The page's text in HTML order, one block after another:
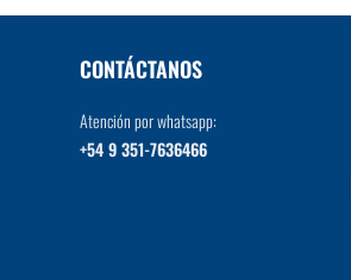
CONTÁCTANOS
Atención por whatsapp:
+54 9 351-7636466